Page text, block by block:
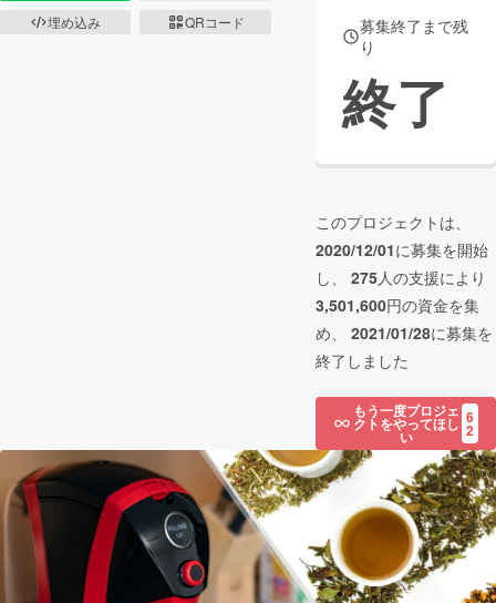
埋め込み
QRコード
募集終了まで残
り
終了
このプロジェクトは、
2020/12/01に募集を開始
し、 275人の支援により
3,501,600円の資金を集
め、 2021/01/28に募集を
終了しました
もう一度プロジェ
クトをやってほし
い
6
2